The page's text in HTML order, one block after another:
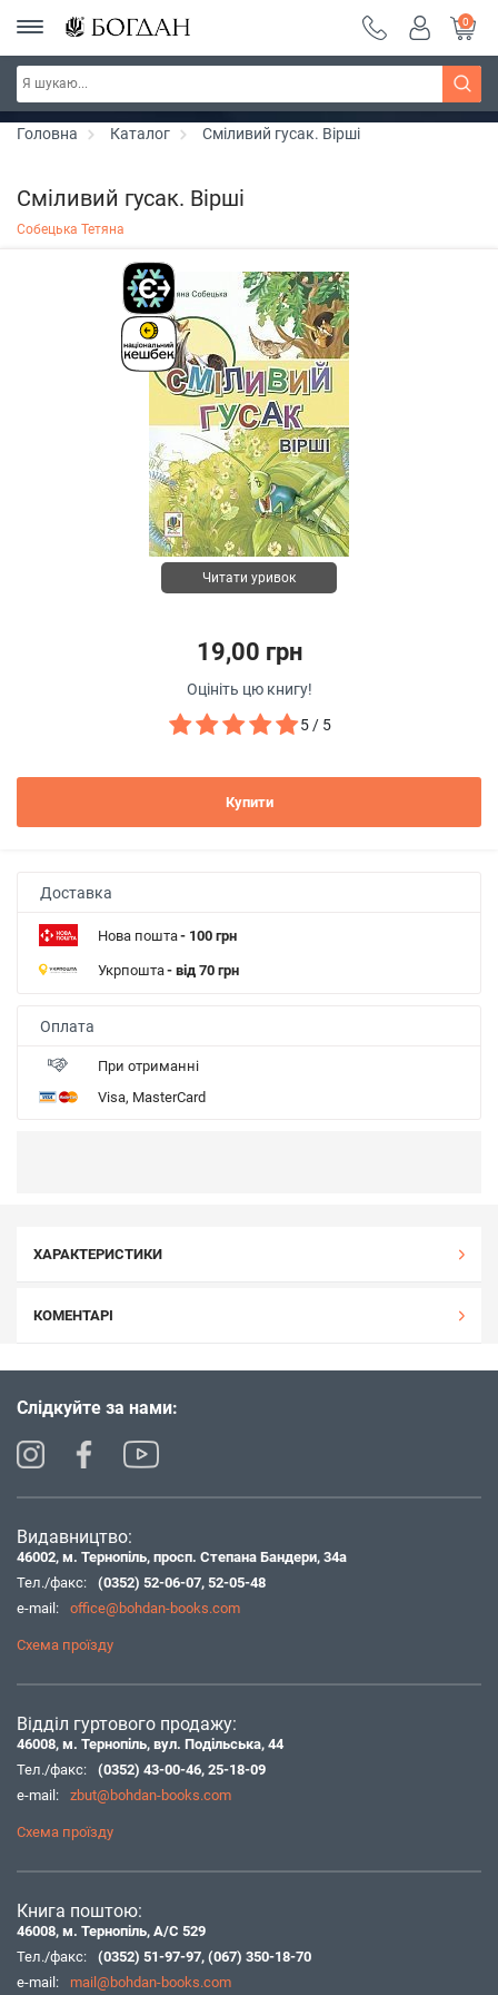
РОЗПРОДАЖ ~ 150 грн ~ 200 грн ~ 250 грн ~
300 грн ~ РОЗПРОДАЖ
Дізнатись більше
0
Головна Каталог Сміливий гусак. Вірші
Сміливий гусак. Вірші
Собецька Тетяна
Читати уривок
19,00 грн
Оцініть цю книгу!
5 / 5
Купити
Доставка
Нова пошта- 100 грн
Укрпошта- від 70 грн
Оплата
При отриманні
Visa, MasterCard
ХАРАКТЕРИСТИКИ
КОМЕНТАРІ
Слідкуйте за нами:
Видавництво:
46002, м. Тернопіль, просп. Степана Бандери, 34а
Тел./факс:
(0352) 52-06-07, 52-05-48
e-mail:
office@bohdan-books.com
Схема проїзду
Відділ гуртового продажу:
46008, м. Тернопіль, вул. Подільська, 44
Тел./факс:
(0352) 43-00-46, 25-18-09
e-mail:
zbut@bohdan-books.com
Схема проїзду
Книга поштою:
46008, м. Тернопіль, А/С 529
Тел./факс:
(0352) 51-97-97, (067) 350-18-70
e-mail:
mail@bohdan-books.com